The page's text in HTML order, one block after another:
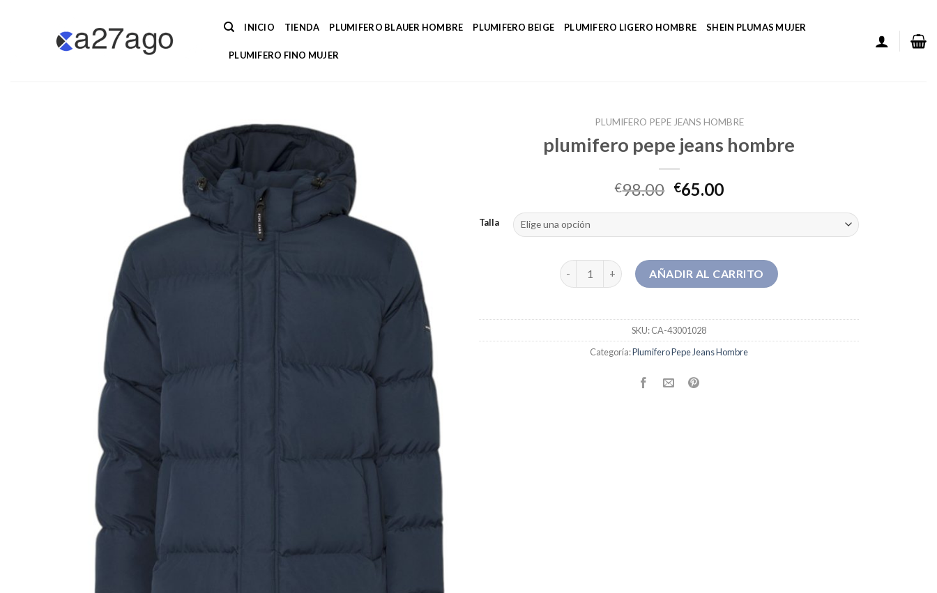
INICIO TIENDA PLUMIFERO BLAUER HOMBRE PLUMIFERO BEIGE PLUMIFERO LIGERO HOMBRE SHEIN PLUMAS MUJER
PLUMIFERO FINO MUJER
PLUMIFERO PEPE JEANS HOMBRE
plumifero pepe jeans hombre
€98.00 €65.00
Talla
plumifero pepe jeans hombre cantidad
AÑADIR AL CARRITO
SKU:CA-43001028
Categoría:Plumifero Pepe Jeans Hombre